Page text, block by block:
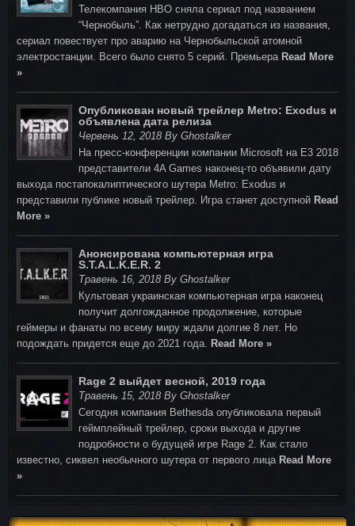
Телекомпания HBO сняла сериал под названием
“Чернобыль”. Как нетрудно догадаться из названия,
сериал повествует про аварию на Чернобыльской атомной
электростанции. Всего было снято 5 серий. Премьера Read More
»
Опубликован новый трейлер Metro: Exodus и
объявлена дата релиза
Червень 12, 2018 By Ghostalker
На пресс-конференции компании Microsoft на E3 2018
представители 4A Games наконец-то объявили дату
выхода постапокалиптического шутера Metro: Exodus и
представили публике новый трейлер. Игра станет доступной Read
More »
Анонсирована компьютерная игра
S.T.A.L.K.E.R. 2
Травень 16, 2018 By Ghostalker
Культовая украинская компьютерная игра наконец
получит долгожданное продолжение, которые
геймеры и фанаты по всему миру ждали долгие 8 лет. Но
подождать придется еще до 2021 года. Read More »
Rage 2 выйдет весной, 2019 года
Травень 15, 2018 By Ghostalker
Cегодня компания Bethesda опубликовала первый
геймплейный трейлер, сроки выхода и другие
подробности о будущей игре Rage 2. Как стало
известно, сиквел необычного шутера от первого лица Read More
»